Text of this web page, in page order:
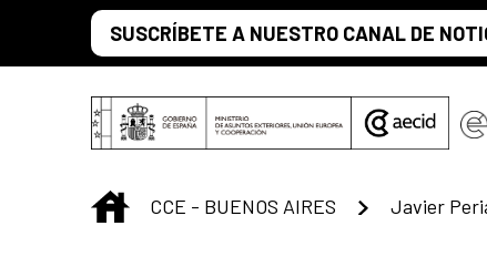
Saltar al contenido principal
SUSCRÍBETE A NUESTRO CANAL DE
INICIO
CCE - BUENOS AIRES Javier